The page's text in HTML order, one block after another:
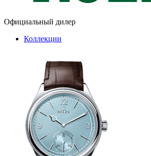
Официальный дилер
Коллекции